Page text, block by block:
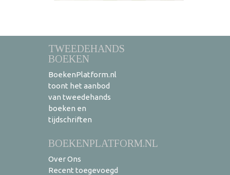
TWEEDEHANDS
BOEKEN
BoekenPlatform.nl
toont het aanbod
van tweedehands
boeken en
tijdschriften
BOEKENPLATFORM.NL
Over Ons
Recent toegevoegd